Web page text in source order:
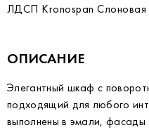
ЛДСП Kronospan Слоновая
ОПИСАНИЕ
Элегантный шкаф с
подходящий для любого
выполнены в эмали,